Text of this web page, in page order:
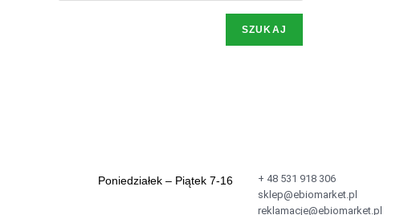
SZUKAJ
Poniedziałek – Piątek 7-16
+ 48 531 918 306
sklep@ebiomarket.pl
reklamacje@ebiomarket.pl